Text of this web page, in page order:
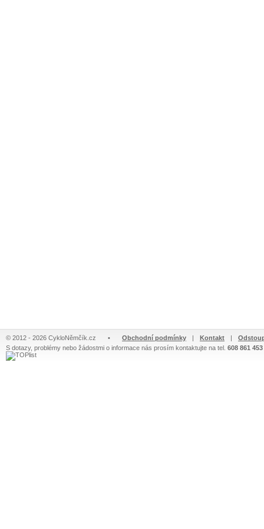
© 2012 - 2026 CykloNěmčík.cz • Obchodní podmínky | Kontakt |
S dotazy, problémy nebo žádostmi o informace nás prosím kontaktujte na tel. 608 861 453